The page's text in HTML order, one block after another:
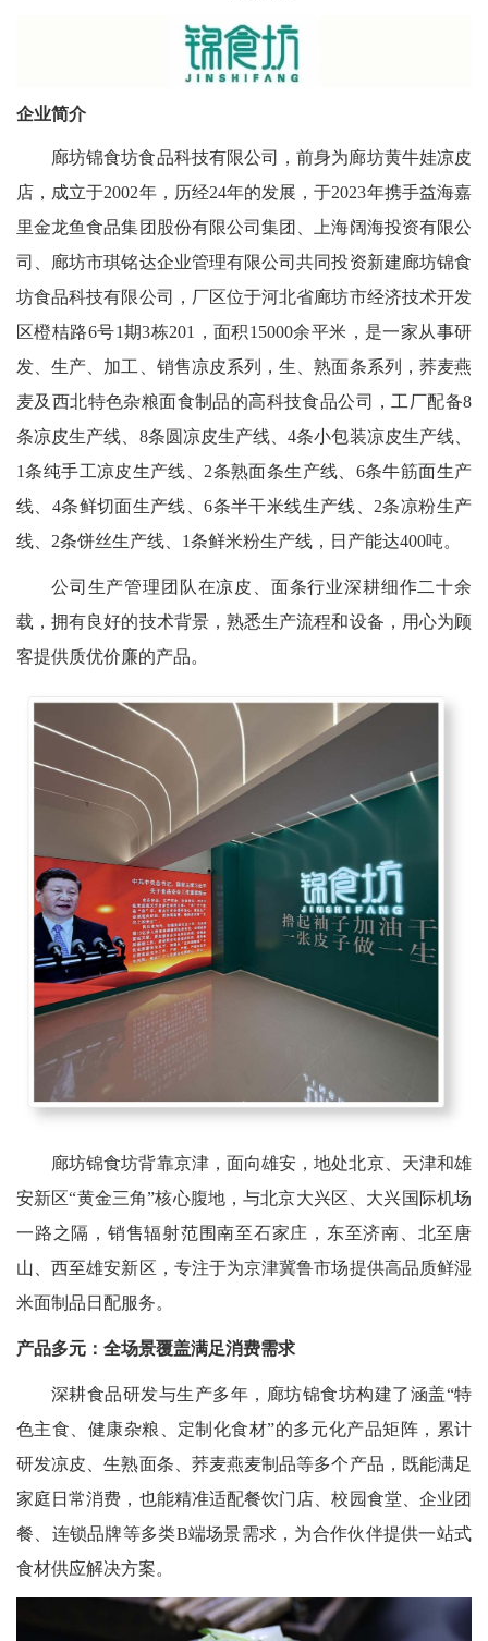
企业简介
廊坊锦食坊食品科技有限公司，前身为廊坊黄牛娃凉皮
店，成立于2002年，历经24年的发展，于2023年携手益海嘉
里金龙鱼食品集团股份有限公司集团、上海阔海投资有限公
司、廊坊市琪铭达企业管理有限公司共同投资新建廊坊锦食
坊食品科技有限公司，厂区位于河北省廊坊市经济技术开发
区橙桔路6号1期3栋201，面积15000余平米，是一家从事研
发、生产、加工、销售凉皮系列，生、熟面条系列，荞麦燕
麦及西北特色杂粮面食制品的高科技食品公司，工厂配备8
条凉皮生产线、8条圆凉皮生产线、4条小包装凉皮生产线、
1条纯手工凉皮生产线、2条熟面条生产线、6条牛筋面生产
线、4条鲜切面生产线、6条半干米线生产线、2条凉粉生产
线、2条饼丝生产线、1条鲜米粉生产线，日产能达400吨。
公司生产管理团队在凉皮、面条行业深耕细作二十余
载，拥有良好的技术背景，熟悉生产流程和设备，用心为顾
客提供质优价廉的产品。
廊坊锦食坊背靠京津，面向雄安，地处北京、天津和雄
安新区“黄金三角”核心腹地，与北京大兴区、大兴国际机场
一路之隔，销售辐射范围南至石家庄，东至济南、北至唐
山、西至雄安新区，专注于为京津冀鲁市场提供高品质鲜湿
米面制品日配服务。
产品多元：全场景覆盖满足消费需求
深耕食品研发与生产多年，廊坊锦食坊构建了涵盖“特
色主食、健康杂粮、定制化食材”的多元化产品矩阵，累计
研发凉皮、生熟面条、荞麦燕麦制品等多个产品，既能满足
家庭日常消费，也能精准适配餐饮门店、校园食堂、企业团
餐、连锁品牌等多类B端场景需求，为合作伙伴提供一站式
食材供应解决方案。